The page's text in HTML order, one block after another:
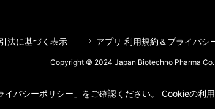
法に基づく表示 アプリ 利用規約＆プライバシ
Copyright © 2024 Japan Biotechno Pharma
バシーポリシー」をご確認ください。 Cookieの利